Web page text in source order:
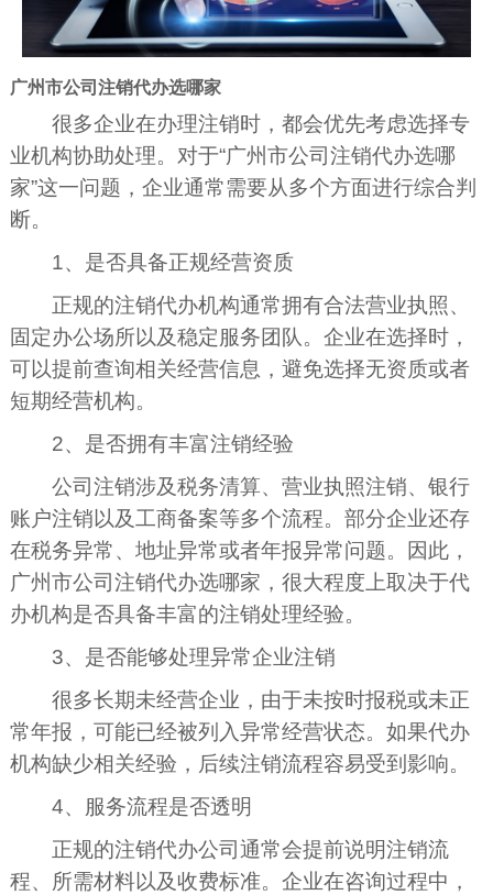
广州市公司注销代办选哪家
很多企业在办理注销时，都会优先考虑选择专
业机构协助处理。对于“广州市公司注销代办选哪
家”这一问题，企业通常需要从多个方面进行综合判
断。
1、是否具备正规经营资质
正规的注销代办机构通常拥有合法营业执照、
固定办公场所以及稳定服务团队。企业在选择时，
可以提前查询相关经营信息，避免选择无资质或者
短期经营机构。
2、是否拥有丰富注销经验
公司注销涉及税务清算、营业执照注销、银行
账户注销以及工商备案等多个流程。部分企业还存
在税务异常、地址异常或者年报异常问题。因此，
广州市公司注销代办选哪家，很大程度上取决于代
办机构是否具备丰富的注销处理经验。
3、是否能够处理异常企业注销
很多长期未经营企业，由于未按时报税或未正
常年报，可能已经被列入异常经营状态。如果代办
机构缺少相关经验，后续注销流程容易受到影响。
4、服务流程是否透明
正规的注销代办公司通常会提前说明注销流
程、所需材料以及收费标准。企业在咨询过程中，